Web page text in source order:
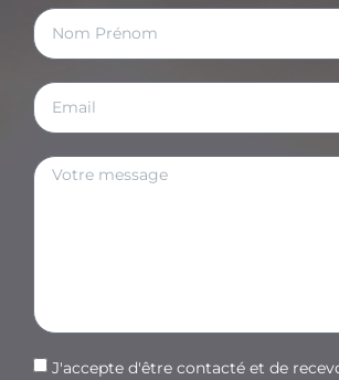
J'accepte d'être contacté et de